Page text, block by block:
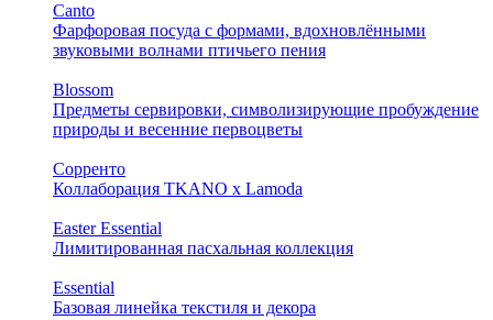
Canto
Фарфоровая посуда с формами, вдохновлёнными
звуковыми волнами птичьего пения
Blossom
Предметы сервировки, символизирующие пробуждение
природы и весенние первоцветы
Сорренто
Коллаборация TKANO х Lamoda
Easter Essential
Лимитированная пасхальная коллекция
Essential
Базовая линейка текстиля и декора